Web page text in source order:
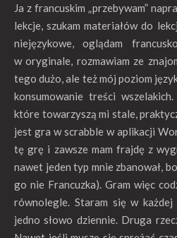
Ja z francuskim „przebywam”
lekcje, szukam materiałów do
niejęzykowe, oglądam
w oryginale, rozmawiam ze
tego dużo, ale też mój poziom
konsumowanie treści
które towarzyszą mi stale,
jest gra w scrabble w aplikacji
tę grę i zawsze mam frajdę z
nawet jeden typ mnie zbanował,
go nie Francuzka). Gram więc
równolegle. Staram się w
jedno słowo dziennie. Druga